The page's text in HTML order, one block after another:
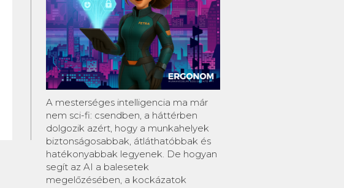
A mesterséges intelligencia ma már
nem sci-fi: csendben, a háttérben
dolgozik azért, hogy a munkahelyek
biztonságosabbak, átláthatóbbak és
hatékonyabbak legyenek. De hogyan
segít az AI a balesetek
megelőzésében, a kockázatok